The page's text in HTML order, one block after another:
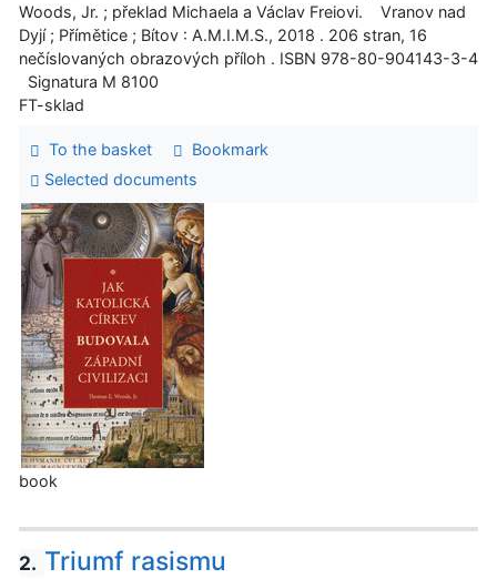
Woods, Jr. ; překlad Michaela a Václav Freiovi. Vranov nad
Dyjí ; Přímětice ; Bítov : A.M.I.M.S., 2018 . 206 stran, 16
nečíslovaných obrazových příloh . ISBN 978-80-904143-3-4
Signatura M 8100
FT-sklad
To the basket
Bookmark
Selected documents
book
2. Triumf rasismu